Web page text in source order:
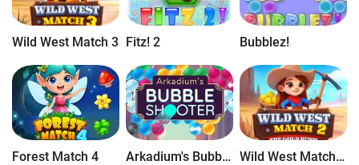
Wild West Match 3 Fitz! 2 Bubblez!
Forest Match 4 Arkadium's Bubble Shooter Wild West Match 2: The Gold Rush